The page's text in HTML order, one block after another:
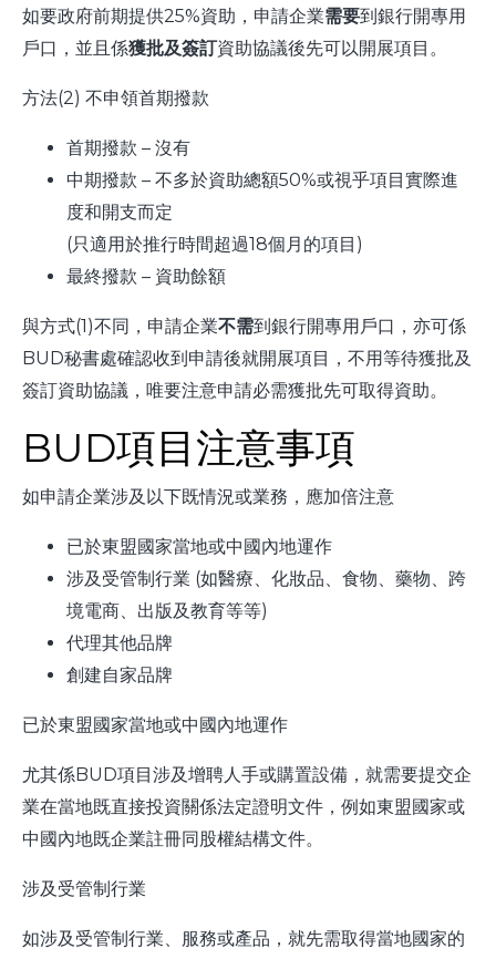
如要政府前期提供25%資助，申請企業需要到銀行開專用
戶口，並且係獲批及簽訂資助協議後先可以開展項目。
方法(2) 不申領首期撥款
首期撥款 – 沒有
中期撥款 – 不多於資助總額50%或視乎項目實際進
度和開支而定
(只適用於推行時間超過18個月的項目)
最終撥款 – 資助餘額
與方式(1)不同，申請企業不需到銀行開專用戶口，亦可係
BUD秘書處確認收到申請後就開展項目，不用等待獲批及
簽訂資助協議，唯要注意申請必需獲批先可取得資助。
BUD項目注意事項
如申請企業涉及以下既情況或業務，應加倍注意
已於東盟國家當地或中國內地運作
涉及受管制行業 (如醫療、化妝品、食物、藥物、跨
境電商、出版及教育等等)
代理其他品牌
創建自家品牌
已於東盟國家當地或中國內地運作
尤其係BUD項目涉及增聘人手或購置設備，就需要提交企
業在當地既直接投資關係法定證明文件，例如東盟國家或
中國內地既企業註冊同股權結構文件。
涉及受管制行業
如涉及受管制行業、服務或產品，就先需取得當地國家的